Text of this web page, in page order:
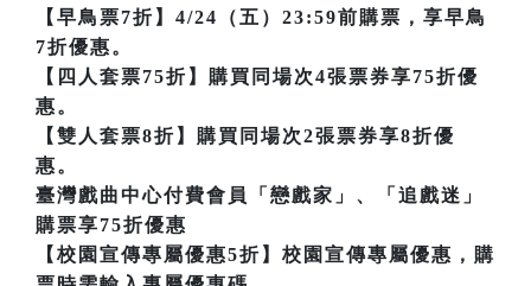
【早鳥票7折】4/24（五）23:59前購票，享早鳥
7折優惠。
【四人套票75折】購買同場次4張票券享75折優
惠。
【雙人套票8折】購買同場次2張票券享8折優
惠。
臺灣戲曲中心付費會員「戀戲家」、「追戲迷」
購票享75折優惠
【校園宣傳專屬優惠5折】校園宣傳專屬優惠，購